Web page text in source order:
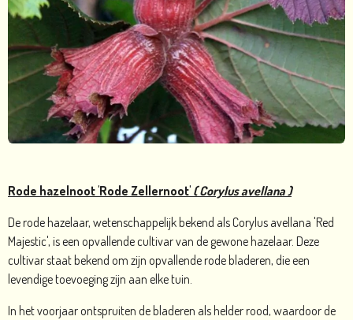
Rode hazelnoot 'Rode Zellernoot' ( Corylus avellana )
De rode hazelaar, wetenschappelijk bekend als Corylus avellana 'Red
Majestic', is een opvallende cultivar van de gewone hazelaar. Deze
cultivar staat bekend om zijn opvallende rode bladeren, die een
levendige toevoeging zijn aan elke tuin.
In het voorjaar ontspruiten de bladeren als helder rood, waardoor de